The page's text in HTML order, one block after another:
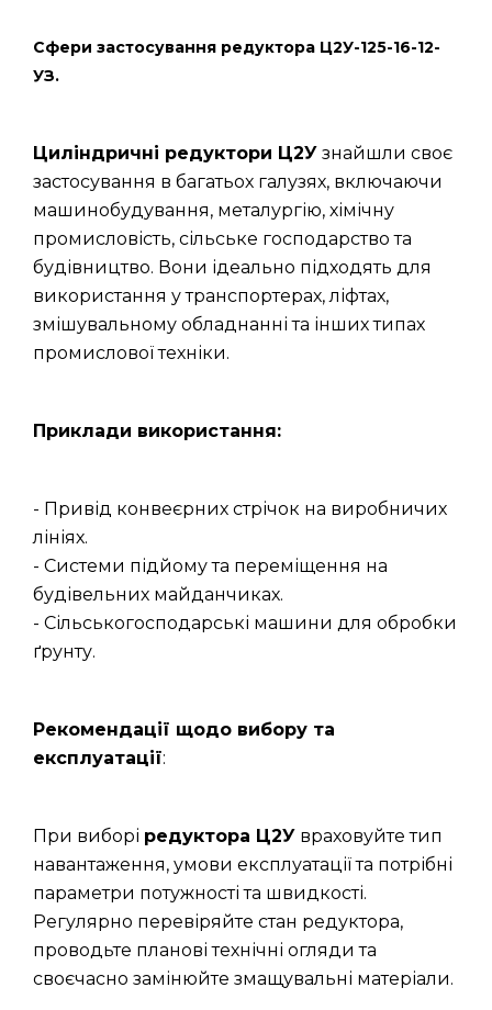
Сфери застосування редуктора Ц2У-125-16-12-
УЗ.
Циліндричні редуктори Ц2У знайшли своє
застосування в багатьох галузях, включаючи
машинобудування, металургію, хімічну
промисловість, сільське господарство та
будівництво. Вони ідеально підходять для
використання у транспортерах, ліфтах,
змішувальному обладнанні та інших типах
промислової техніки.
Приклади використання:
- Привід конвеєрних стрічок на виробничих
лініях.
- Системи підйому та переміщення на
будівельних майданчиках.
- Сільськогосподарські машини для обробки
ґрунту.
Рекомендації щодо вибору та
експлуатації:
При виборі редуктора Ц2У враховуйте тип
навантаження, умови експлуатації та потрібні
параметри потужності та швидкості.
Регулярно перевіряйте стан редуктора,
проводьте планові технічні огляди та
своєчасно замінюйте змащувальні матеріали.